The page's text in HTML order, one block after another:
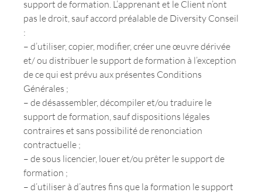
support de formation. L’apprenant et le Client n’ont
pas le droit, sauf accord préalable de Diversity Conseil
:
– d’utiliser, copier, modifier, créer une œuvre dérivée
et/ ou distribuer le support de formation à l’exception
de ce qui est prévu aux présentes Conditions
Générales ;
– de désassembler, décompiler et/ou traduire le
support de formation, sauf dispositions légales
contraires et sans possibilité de renonciation
contractuelle ;
– de sous licencier, louer et/ou prêter le support de
formation ;
– d’utiliser à d’autres fins que la formation le support